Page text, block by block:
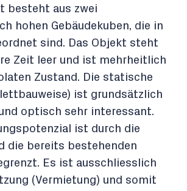
besteht aus zwei
hohen Gebäudekuben, die in
sind. Das Objekt steht
Zeit leer und ist mehrheitlich
Zustand. Die statische
ist grundsätzlich
optisch sehr interessant.
ist durch die
die bereits bestehenden
Es ist ausschliesslich
(Vermietung) und somit